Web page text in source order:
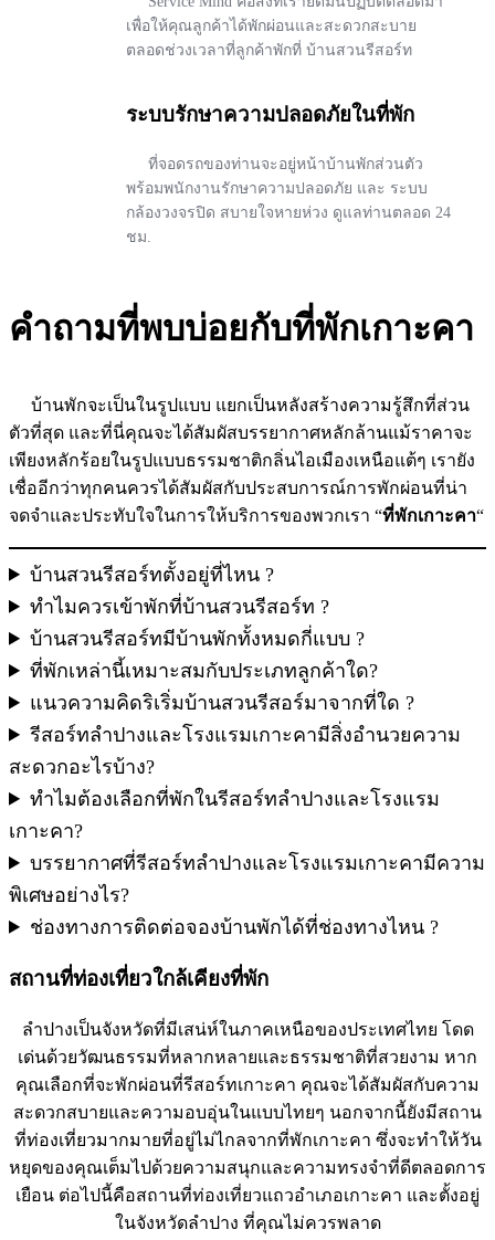
เพื่อให้คุณลูกค้าได้พักผ่อนและสะดวกสะบาย
ตลอดช่วงเวลาที่ลูกค้าพักที่ บ้านสวนรีสอร์ท
ระบบรักษาความปลอดภัยในที่พัก
ที่จอดรถของท่านจะอยู่หน้าบ้านพักส่วนตัว
พร้อมพนักงานรักษาความปลอดภัย และ ระบบ
กล้องวงจรปิด สบายใจหายห่วง ดูแลท่านตลอด 24
ชม.
คำถามที่พบบ่อยกับที่พักเกาะคา
บ้านพักจะเป็นในรูปแบบ แยกเป็นหลังสร้างความรู้สึกที่ส่วน
ตัวที่สุด และที่นี่คุณจะได้สัมผัสบรรยากาศหลักล้านแม้ราคาจะ
เพียงหลักร้อยในรูปแบบธรรมชาติกลิ่นไอเมืองเหนือแต้ๆ เรายัง
เชื่ออีกว่าทุกคนควรได้สัมผัสกับประสบการณ์การพักผ่อนที่น่า
จดจำและประทับใจในการให้บริการของพวกเรา “ที่พักเกาะคา“
บ้านสวนรีสอร์ทตั้งอยู่ที่ไหน ?
ทำไมควรเข้าพักที่บ้านสวนรีสอร์ท ?
บ้านสวนรีสอร์ทมีบ้านพักทั้งหมดกี่แบบ ?
ที่พักเหล่านี้เหมาะสมกับประเภทลูกค้าใด?
แนวความคิดริเริ่มบ้านสวนรีสอร์มาจากที่ใด ?
รีสอร์ทลำปางและโรงแรมเกาะคามีสิ่งอำนวยความ
สะดวกอะไรบ้าง?
ทำไมต้องเลือกที่พักในรีสอร์ทลำปางและโรงแรม
เกาะคา?
บรรยากาศที่รีสอร์ทลำปางและโรงแรมเกาะคามีความ
พิเศษอย่างไร?
ช่องทางการติดต่อจองบ้านพักได้ที่ช่องทางไหน ?
สถานที่ท่องเที่ยวใกล้เคียงที่พัก
ลำปางเป็นจังหวัดที่มีเสน่ห์ในภาคเหนือของประเทศไทย โดด
เด่นด้วยวัฒนธรรมที่หลากหลายและธรรมชาติที่สวยงาม หาก
คุณเลือกที่จะพักผ่อนที่รีสอร์ทเกาะคา คุณจะได้สัมผัสกับความ
สะดวกสบายและความอบอุ่นในแบบไทยๆ นอกจากนี้ยังมีสถาน
ที่ท่องเที่ยวมากมายที่อยู่ไม่ไกลจากที่พักเกาะคา ซึ่งจะทำให้วัน
หยุดของคุณเต็มไปด้วยความสนุกและความทรงจำที่ดีตลอดการ
เยือน ต่อไปนี้คือสถานที่ท่องเที่ยวแถวอำเภอเกาะคา และตั้งอยู่
ในจังหวัดลำปาง ที่คุณไม่ควรพลาด